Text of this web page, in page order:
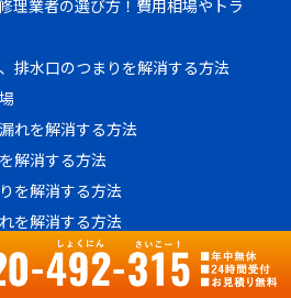
理業者の選び方！費用相場やトラ
排水口のつまりを解消する方法
れを解消する方法
解消する方法
を解消する方法
を解消する方法